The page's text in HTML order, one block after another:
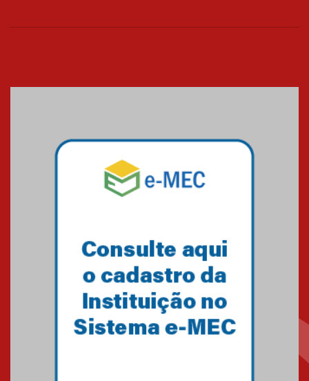
Mackenzie mobiliza campanha
solidária para apoiar famílias em
Minas Gerais
Primeiro culto do ano ressalta o
27.02.2026